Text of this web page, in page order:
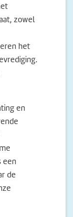
zowel
het
en
een
de